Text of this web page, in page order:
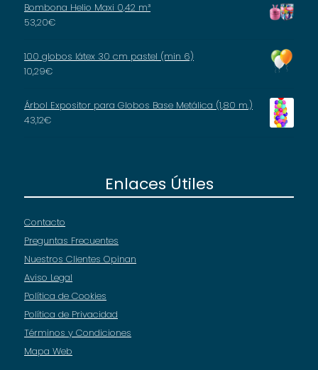
Bombona Helio Maxi 0,42 m³
53,20€
100 globos látex 30 cm pastel (min 6)
10,29€
Árbol Expositor para Globos Base Metálica (1,80 m.)
43,12€
Enlaces Útiles
Contacto
Preguntas Frecuentes
Nuestros Clientes Opinan
Aviso Legal
Política de Cookies
Política de Privacidad
Términos y Condiciones
Mapa Web